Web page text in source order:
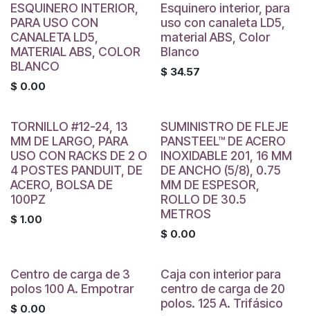
ESQUINERO INTERIOR,
PARA USO CON
CANALETA LD5,
MATERIAL ABS, COLOR
BLANCO
$ 0.00
Esquinero interior, para
uso con canaleta LD5,
material ABS, Color
Blanco
$ 34.57
TORNILLO #12-24, 13
MM DE LARGO, PARA
USO CON RACKS DE 2 O
4 POSTES PANDUIT, DE
ACERO, BOLSA DE
100PZ
$ 1.00
SUMINISTRO DE FLEJE
PANSTEEL™ DE ACERO
INOXIDABLE 201, 16 MM
DE ANCHO (5/8), 0.75
MM DE ESPESOR,
ROLLO DE 30.5
METROS
$ 0.00
Centro de carga de 3
polos 100 A. Empotrar
$ 0.00
Caja con interior para
centro de carga de 20
polos. 125 A. Trifásico